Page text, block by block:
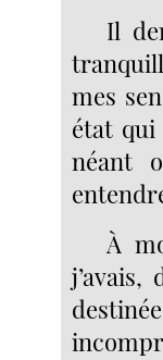
Il
mes
état qui
néant
À